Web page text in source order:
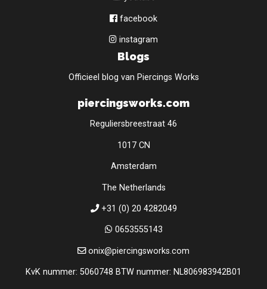
facebook
instagram
Blogs
Officieel blog van Piercings Works
piercingsworks.com
Reguliersbreestraat 46
1017 CN
Amsterdam
The Netherlands
+31 (0) 20 4282049
0653555143
onix@piercingsworks.com
KvK nummer: 5060748 BTW nummer: NL806983942B01